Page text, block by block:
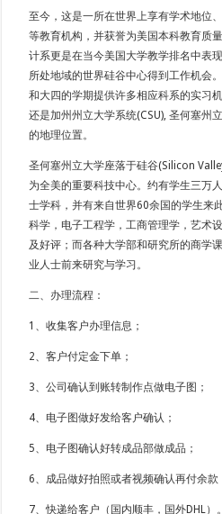
至今，这是一所在世界上享有学术地位
等教育机构，并获誉为美国本科教育质
计系更是在当今美国大学教学排名中表
所处地域的世界硅谷中心得到工作机会
和大四的学期提供许多相应科系的实习
还是加州州立大学系统(CSU), 圣何塞州
的地理位置。
圣何塞州立大学座落于硅谷(Silicon
为全美的重要科技中心。约有学生三万
士学科，并有来自世界60余国的学生来
科学，电子工程学，工商管理学，艺术
及好评；而各种大学部和研究所的商学
业人士前来研究与学习。
二、办理流程：
1、收集客户办理信息；
2、客户付定金下单；
3、公司确认到账转制作点做电子图；
4、电子图做好发给客户确认；
5、电子图确认好转成品部做成品；
6、成品做好拍照或者视频确认再付余款
7、快递给客户（国内顺丰，国外DHL）。